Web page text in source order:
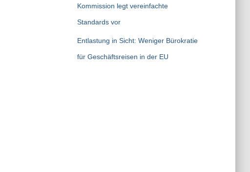
Kommission legt vereinfachte
Standards vor
Entlastung in Sicht: Weniger Bürokratie
für Geschäftsreisen in der EU